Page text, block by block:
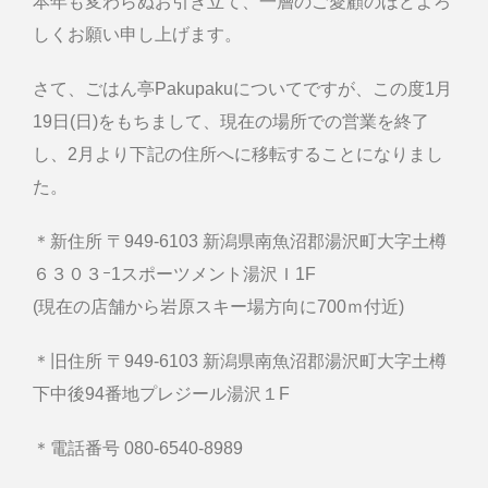
しくお願い申し上げます。
さて、ごはん亭Pakupakuについてですが、この度1月
19日(日)をもちまして、現在の場所での営業を終了
し、2月より下記の住所へに移転することになりまし
た。
＊新住所 〒949-6103 新潟県南魚沼郡湯沢町大字土樽
６３０３ｰ1スポーツメント湯沢Ｉ1F
(現在の店舗から岩原スキー場方向に700ｍ付近)
＊旧住所 〒949-6103 新潟県南魚沼郡湯沢町大字土樽
下中後94番地プレジール湯沢１F
＊電話番号 080-6540-8989